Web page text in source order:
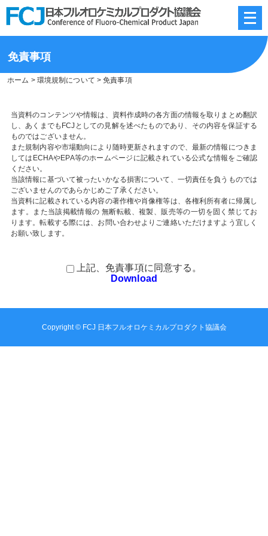
メ
ニ
免責事項
ホーム > 環境規制について > 免責事項
当資料のコンテンツや情報は、資料作成時の各方面の情報を取りまとめ翻訳
し、あくまでもFCJとしての見解を述べたものであり、その内容を保証する
ものではございません。
また規制内容や市場動向により随時更新されますので、最新の情報につきま
してはECHAやEPA等のホームページに記載されている公式な情報をご確認
ください。
当該情報に基づいて被ったいかなる損害について、一切責任を負うものでは
ございませんのであらかじめご了承ください。
当資料に記載されている内容の著作権や肖像権等は、各権利所有者に帰属し
ます。また当該掲載情報の 無断転載、複製、販売等の一切を固く禁じてお
ります。転載する際には、お問い合わせよりご連絡いただけますよう宜しく
お願い致します。
上記、免責事項に同意する。
Download
Copyright © FCJ 日本フルオロケミカルプロダクト協議会